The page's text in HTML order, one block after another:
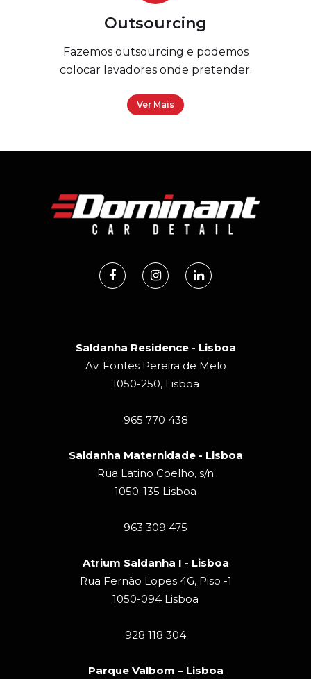
Outsourcing
Fazemos outsourcing e podemos
colocar lavadores onde pretender.
Ver Mais
Saldanha Residence - Lisboa
Av. Fontes Pereira de Melo
1050-250, Lisboa
965 770 438
Saldanha Maternidade - Lisboa
Rua Latino Coelho, s/n
1050-135 Lisboa
963 309 475
Atrium Saldanha I - Lisboa
Rua Fernão Lopes 4G, Piso -1
1050-094 Lisboa
928 118 304
Parque Valbom – Lisboa